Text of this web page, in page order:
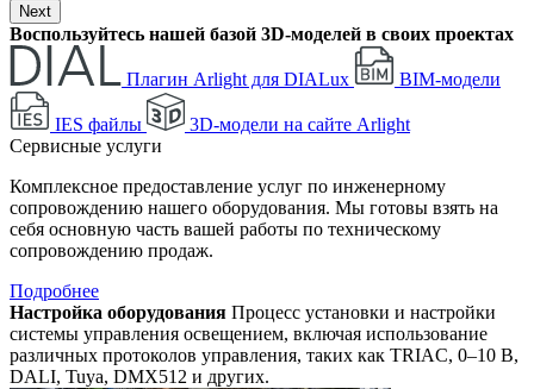
Next
Воспользуйтесь нашей базой 3D-моделей в своих проектах
Плагин Arlight для DIALux BIM-модели
IES файлы
3D-модели на сайте Arlight
Сервисные услуги
Комплексное предоставление услуг по инженерному
сопровождению нашего оборудования. Мы готовы взять на
себя основную часть вашей работы по техническому
сопровождению продаж.
Подробнее
Настройка оборудования Процесс установки и настройки
системы управления освещением, включая использование
различных протоколов управления, таких как TRIAC, 0–10 В,
DALI, Tuya, DMX512 и других.